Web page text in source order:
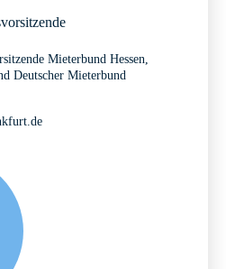
Mieterbund Hessen,
Deutscher Mieterbund